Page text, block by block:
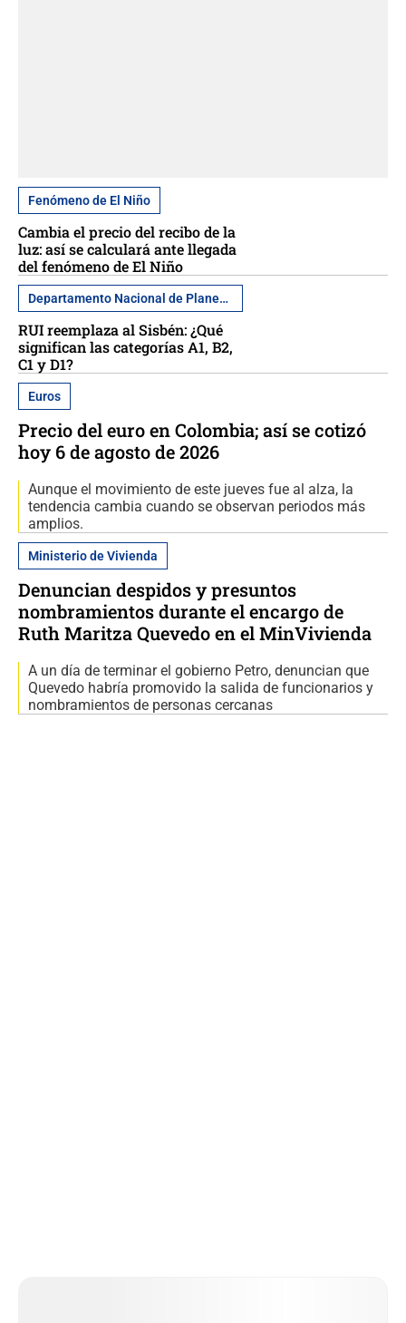
Fenómeno de El Niño
Cambia el precio del recibo de la
luz: así se calculará ante llegada
del fenómeno de El Niño
Departamento Nacional de Planeación
RUI reemplaza al Sisbén: ¿Qué
significan las categorías A1, B2,
C1 y D1?
Euros
Precio del euro en Colombia; así se cotizó
hoy 6 de agosto de 2026
Aunque el movimiento de este jueves fue al alza, la
tendencia cambia cuando se observan periodos más
amplios.
Ministerio de Vivienda
Denuncian despidos y presuntos
nombramientos durante el encargo de
Ruth Maritza Quevedo en el MinVivienda
A un día de terminar el gobierno Petro, denuncian que
Quevedo habría promovido la salida de funcionarios y
nombramientos de personas cercanas